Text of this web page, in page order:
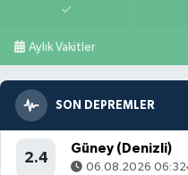
Aylık Vakitler
SON DEPREMLER
2.4
Güney (Denizli)
06.08.2026 06:32